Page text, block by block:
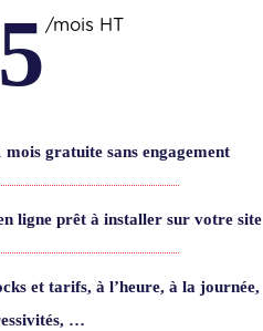
/mois HT
mois gratuite sans engagement
ligne prêt à installer sur votre site
et tarifs, à l’heure, à la journée,
…